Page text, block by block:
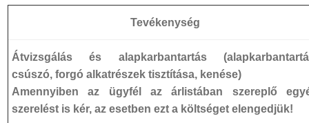
Tevékenység
Átvizsgálás és alapkarbantartás
csúszó, forgó alkatrészek tisztítása, kenése)
Amennyiben az ügyfél az árlistában szereplő
szerelést is kér, az esetben ezt a költséget elengedjük!